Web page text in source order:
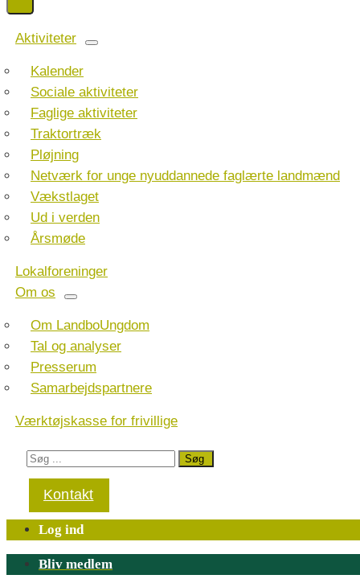
Aktiviteter
Kalender
Sociale aktiviteter
Faglige aktiviteter
Traktortræk
Pløjning
Netværk for unge nyuddannede faglærte landmænd
Vækstlaget
Ud i verden
Årsmøde
Lokalforeninger
Om os
Om LandboUngdom
Tal og analyser
Presserum
Samarbejdspartnere
Værktøjskasse for frivillige
Kontakt
Log ind
Bliv medlem